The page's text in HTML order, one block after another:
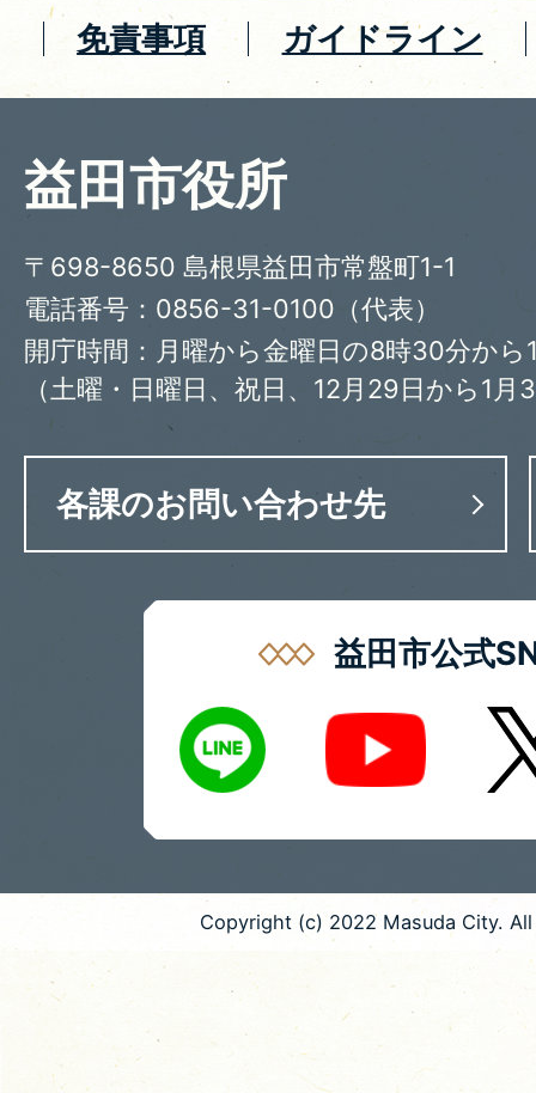
免責事項
ガイドライン
益田市役所
〒698-8650 島根県益田市常盤町1-1
電話番号：0856-31-0100（代表）
開庁時間：月曜から金曜日の8時30分から
（土曜・日曜日、祝日、12月29日から1月
各課のお問い合わせ先
益田市公式
LINE
Youtube X
Copyright (c) 2022 Masuda City.